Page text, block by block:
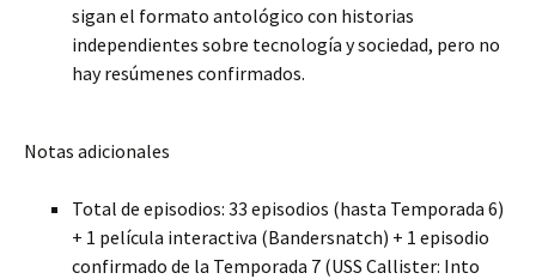
sigan el formato antológico con historias
independientes sobre tecnología y sociedad, pero no
hay resúmenes confirmados.
Notas adicionales
Total de episodios: 33 episodios (hasta Temporada 6)
+ 1 película interactiva (Bandersnatch) + 1 episodio
confirmado de la Temporada 7 (USS Callister: Into